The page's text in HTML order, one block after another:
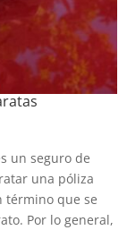
un seguro de
una póliza
término que se
Por lo general,